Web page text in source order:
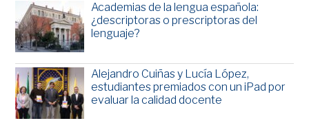
Academias de la lengua española:
¿descriptoras o prescriptoras del
lenguaje?
Alejandro Cuiñas y Lucía López,
estudiantes premiados con un iPad por
evaluar la calidad docente